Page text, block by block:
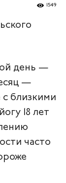
1549
день —
—
с близкими
18 лет
часто